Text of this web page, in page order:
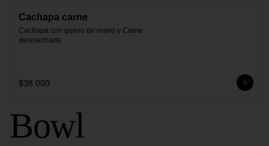
Cachapa carne
Cachapa con queso de mano y Carne
desmechada
$38.000
Bowl